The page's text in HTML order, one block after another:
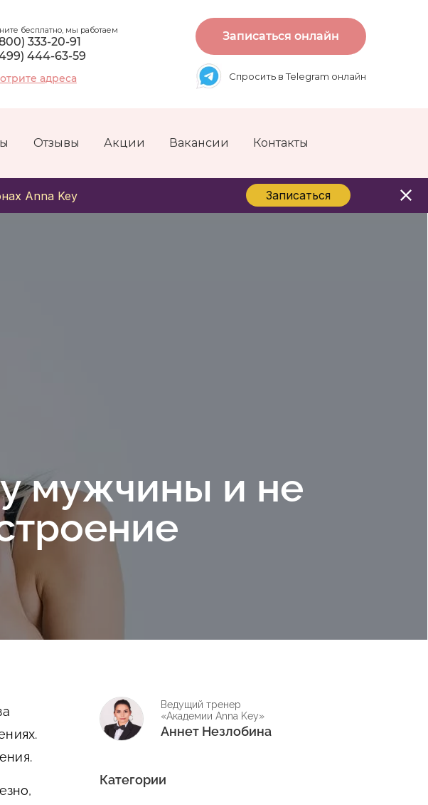
бесплатно, мы работаем
333-20-91
444-63-59
адреса
Записаться онлайн
Спросить в Telegram онлайн
Отзывы Акции Вакансии Контакты
мужчины и не
Ведущий тренер
«Академии Anna Key»
Аннет Незлобина
Категории
Anna Key Записаться